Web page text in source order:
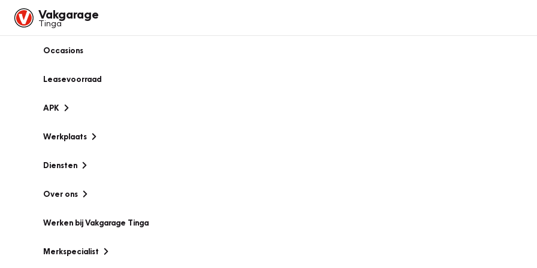
Vakgarage
Tinga
Occasions
Leasevoorraad
APK
Werkplaats
Diensten
Over ons
Werken bij Vakgarage Tinga
Merkspecialist